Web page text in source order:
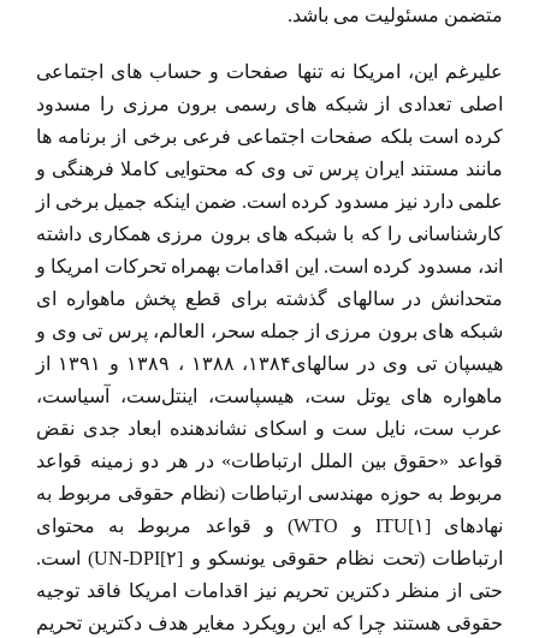
متضمن مسئولیت می باشد.
علیرغم این، امریکا نه تنها صفحات و حساب های اجتماعی
اصلی تعدادی از شبکه های رسمی برون مرزی را مسدود
کرده است بلکه صفحات اجتماعی فرعی برخی از برنامه ها
مانند مستند ایران پرس تی وی که محتوایی کاملا فرهنگی و
علمی دارد نیز مسدود کرده است. ضمن اینکه جمیل برخی از
کارشناسانی را که با شبکه های برون مرزی همکاری داشته
اند، مسدود کرده است. این اقدامات بهمراه تحرکات امریکا و
متحدانش در سالهای گذشته برای قطع پخش ماهواره ای
شبکه های برون مرزی از جمله سحر، العالم، پرس تی وی و
هیسپان تی وی در سالهای۱۳۸۴، ۱۳۸۸ ، ۱۳۸۹ و ۱۳۹۱ از
ماهواره های یوتل ست، هیسپاست، اینتل‌ست، آسیاست،
عرب ست، نایل ست و اسکای نشاندهنده ابعاد جدی نقض
قواعد «حقوق بین الملل ارتباطات» در هر دو زمینه قواعد
مربوط به حوزه مهندسی ارتباطات (نظام حقوقی مربوط به
نهادهای [۱]ITU و WTO) و قواعد مربوط به محتوای
ارتباطات (تحت نظام حقوقی یونسکو و [۲]UN-DPI) است.
حتی از منظر دکترین تحریم نیز اقدامات امریکا فاقد توجیه
حقوقی هستند چرا که این رویکرد مغایر هدف دکترین تحریم